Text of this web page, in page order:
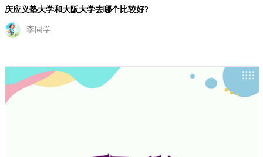
庆应义塾大学和大阪大学去哪个比较好?
李同学